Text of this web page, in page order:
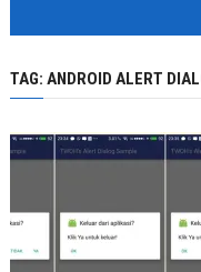
TAG: ANDROID ALERT